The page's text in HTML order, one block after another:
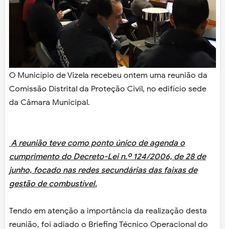
O Município de Vizela recebeu ontem uma reunião da
Comissão Distrital da Proteção Civil, no edifício sede
da Câmara Municipal.
A reunião teve como ponto único de agenda o
cumprimento do Decreto-Lei n.º 124/2006, de 28 de
junho, focado nas redes secundárias das faixas de
gestão de combustível.
Tendo em atenção a importância da realização desta
reunião, foi adiado o Briefing Técnico Operacional do